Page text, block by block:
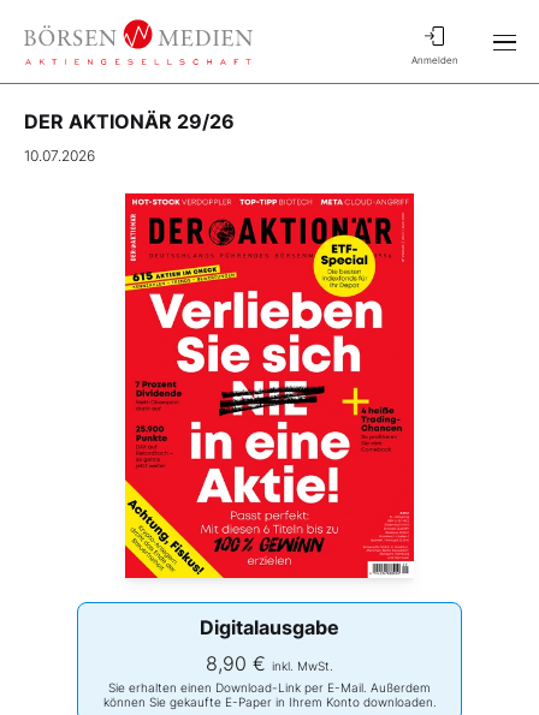
Anmelden
DER AKTIONÄR 29/26
10.07.2026
Digitalausgabe
8,90 € inkl. MwSt.
Sie erhalten einen Download-Link per E-Mail. Außerdem
können Sie gekaufte E-Paper in Ihrem Konto downloaden.